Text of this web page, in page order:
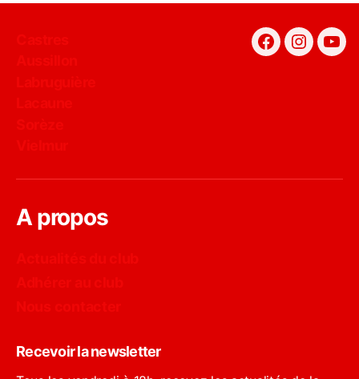
Facebook
A propos
Recevoir la newsletter